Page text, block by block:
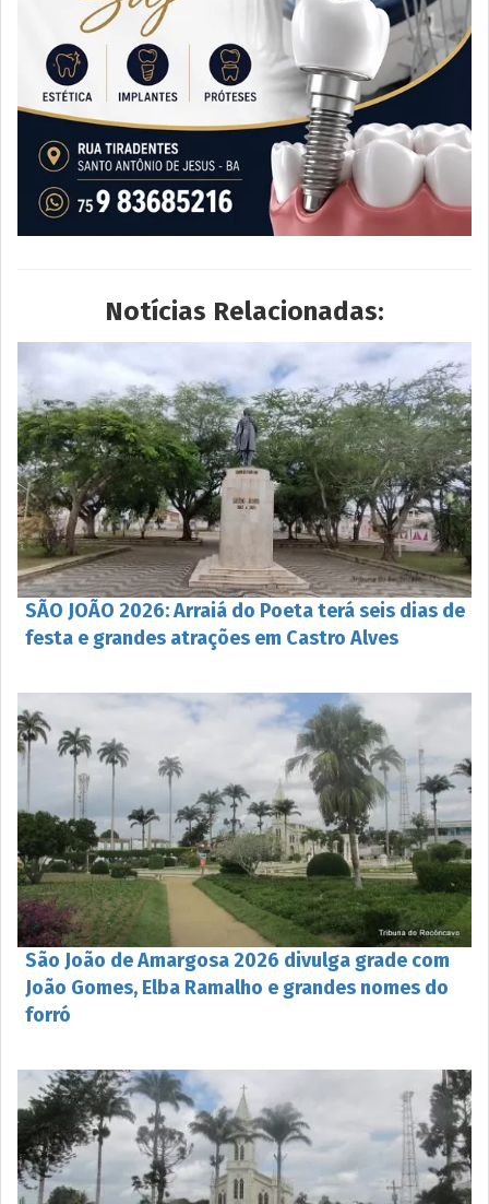
Notícias Relacionadas:
SÃO JOÃO 2026: Arraiá do Poeta terá seis dias de
festa e grandes atrações em Castro Alves
São João de Amargosa 2026 divulga grade com
João Gomes, Elba Ramalho e grandes nomes do
forró